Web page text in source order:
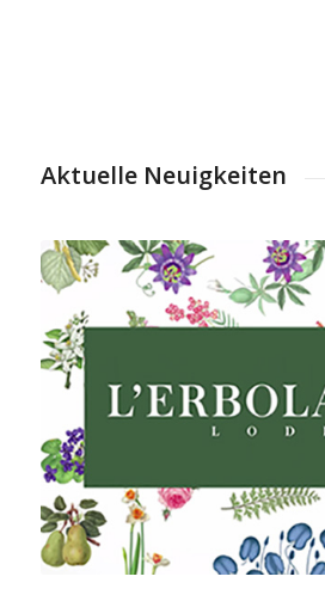
Aktuelle Neuigkeiten